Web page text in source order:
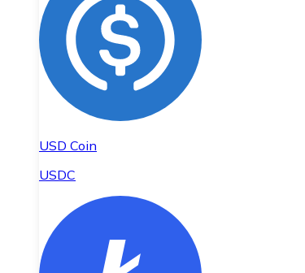
USD Coin
USDC